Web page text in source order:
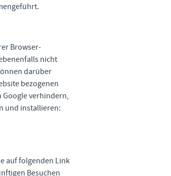
Browser-
nicht
darüber
bezogenen
Google verhindern,
und installieren:
auf folgenden Link
Besuchen